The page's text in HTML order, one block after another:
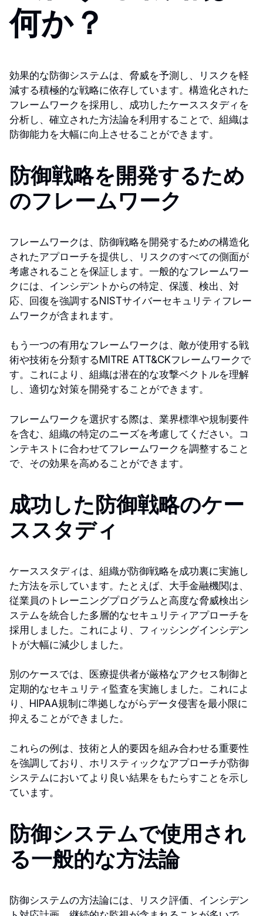
何か？
効果的な防御システムは、脅威を予測し、リスクを軽
減する積極的な戦略に依存しています。構造化された
フレームワークを採用し、成功したケーススタディを
分析し、確立された方法論を利用することで、組織は
防御能力を大幅に向上させることができます。
防御戦略を開発するため
のフレームワーク
フレームワークは、防御戦略を開発するための構造化
されたアプローチを提供し、リスクのすべての側面が
考慮されることを保証します。一般的なフレームワー
クには、インシデントからの特定、保護、検出、対
応、回復を強調するNISTサイバーセキュリティフレー
ムワークが含まれます。
もう一つの有用なフレームワークは、敵が使用する戦
術や技術を分類するMITRE ATT&CKフレームワークで
す。これにより、組織は潜在的な攻撃ベクトルを理解
し、適切な対策を開発することができます。
フレームワークを選択する際は、業界標準や規制要件
を含む、組織の特定のニーズを考慮してください。コ
ンテキストに合わせてフレームワークを調整すること
で、その効果を高めることができます。
成功した防御戦略のケー
ススタディ
ケーススタディは、組織が防御戦略を成功裏に実施し
た方法を示しています。たとえば、大手金融機関は、
従業員のトレーニングプログラムと高度な脅威検出シ
ステムを統合した多層的なセキュリティアプローチを
採用しました。これにより、フィッシングインシデン
トが大幅に減少しました。
別のケースでは、医療提供者が厳格なアクセス制御と
定期的なセキュリティ監査を実施しました。これによ
り、HIPAA規制に準拠しながらデータ侵害を最小限に
抑えることができました。
これらの例は、技術と人的要因を組み合わせる重要性
を強調しており、ホリスティックなアプローチが防御
システムにおいてより良い結果をもたらすことを示し
ています。
防御システムで使用され
る一般的な方法論
防御システムの方法論には、リスク評価、インシデン